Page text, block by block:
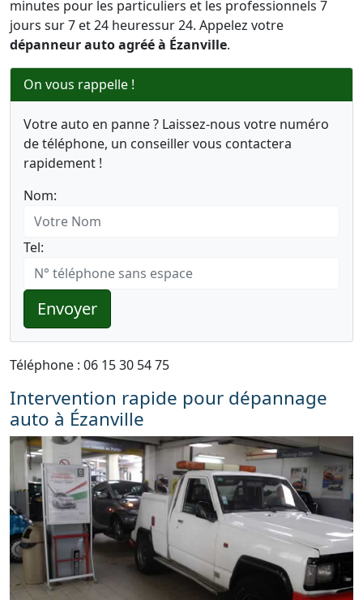
minutes pour les particuliers et les professionnels 7
jours sur 7 et 24 heuressur 24. Appelez votre
dépanneur auto agréé à Ézanville.
On vous rappelle !
Votre auto en panne ? Laissez-nous votre numéro
de téléphone, un conseiller vous contactera
rapidement !
Nom:
Tel:
Envoyer
Téléphone : 06 15 30 54 75
Intervention rapide pour dépannage
auto à Ézanville